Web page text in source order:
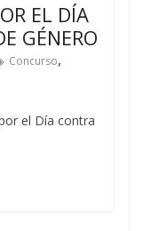
EL DÍA
GÉNERO
Concurso,
el Día contra